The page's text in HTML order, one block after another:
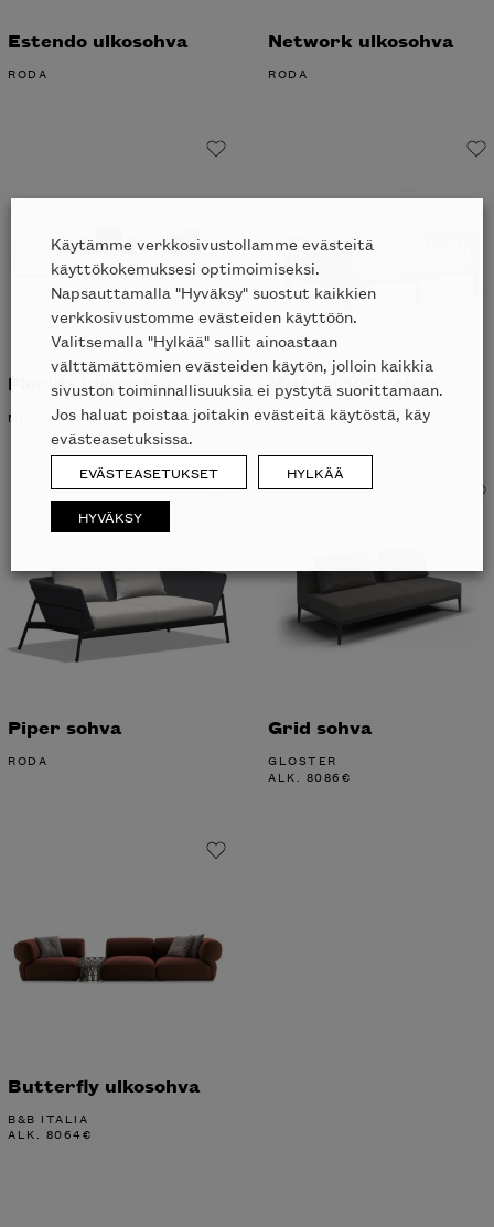
Estendo ulkosohva
RODA
Network ulkosohva
RODA
Florida ulkosohva
MINOTTI
Mistral 102 sohva
RODA
Piper sohva
RODA
Grid sohva
GLOSTER
ALK. 8086€
Butterfly ulkosohva
B&B ITALIA
ALK. 8064€
Käytämme verkkosivustollamme evästeitä
käyttökokemuksesi optimoimiseksi.
Napsauttamalla "Hyväksy" suostut kaikkien
verkkosivustomme evästeiden käyttöön.
Valitsemalla "Hylkää" sallit ainoastaan
välttämättömien evästeiden käytön, jolloin kaikkia
sivuston toiminnallisuuksia ei pystytä suorittamaan.
Jos haluat poistaa joitakin evästeitä käytöstä, käy
evästeasetuksissa.
EVÄSTEASETUKSET HYLKÄÄ
HYVÄKSY